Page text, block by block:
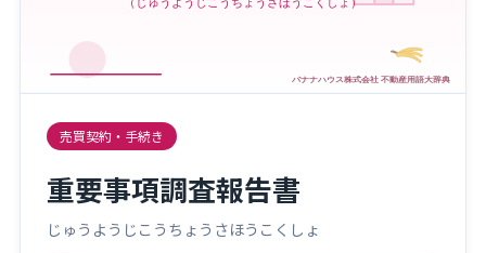
売買契約・手続き
重要事項調査報告書
じゅうようじこうちょうさほうこくしょ